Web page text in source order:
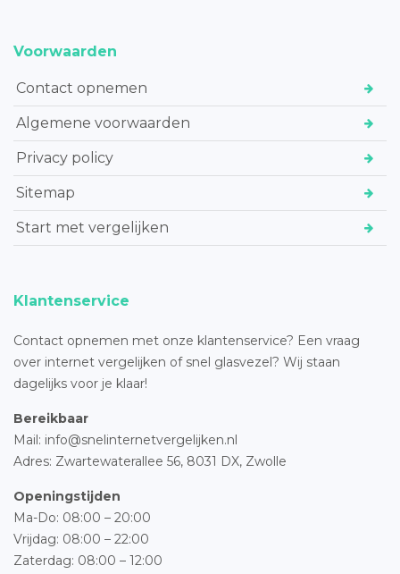
Voorwaarden
Contact opnemen
Algemene voorwaarden
Privacy policy
Sitemap
Start met vergelijken
Klantenservice
Contact opnemen met onze klantenservice? Een vraag
over internet vergelijken of snel glasvezel? Wij staan
dagelijks voor je klaar!
Bereikbaar
Mail: info@snelinternetvergelijken.nl
Adres: Zwartewaterallee 56, 8031 DX, Zwolle
Openingstijden
Ma-Do: 08:00 – 20:00
Vrijdag: 08:00 – 22:00
Zaterdag: 08:00 – 12:00